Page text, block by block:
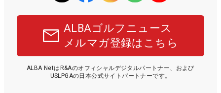
ALBAゴルフニュース
メルマガ登録はこちら
ALBA NetはR&Aのオフィシャルデジタルパートナー、および
USLPGAの日本公式サイトパートナーです。